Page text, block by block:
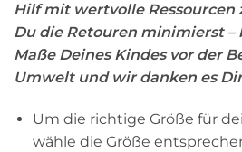
Hilf mit wertvolle Ressourcen
Du die Retouren minimierst
Maße Deines Kindes vor der
Umwelt und wir danken es
Um die richtige Größe für
wähle die Größe